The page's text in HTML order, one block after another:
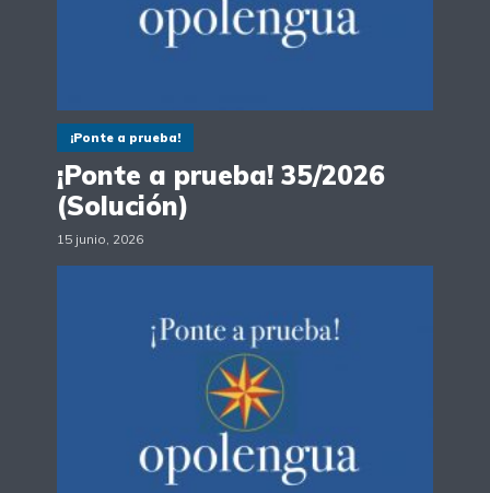
¡Ponte a prueba!
¡Ponte a prueba! 35/2026
(Solución)
15 junio, 2026